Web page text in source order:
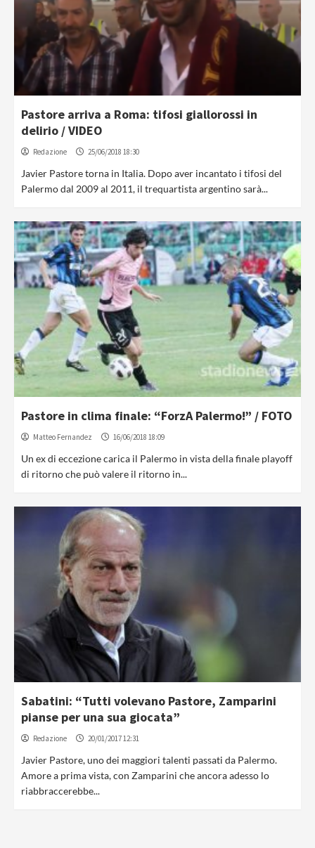
Pastore arriva a Roma: tifosi giallorossi in
delirio / VIDEO
Redazione 25/06/2018 18:30
Javier Pastore torna in Italia. Dopo aver incantato i tifosi del
Palermo dal 2009 al 2011, il trequartista argentino sarà...
Pastore in clima finale: “ForzA Palermo!” / FOTO
Matteo Fernandez 16/06/2018 18:09
Un ex di eccezione carica il Palermo in vista della finale playoff
di ritorno che può valere il ritorno in...
Sabatini: “Tutti volevano Pastore, Zamparini
pianse per una sua giocata”
Redazione 20/01/2017 12:31
Javier Pastore, uno dei maggiori talenti passati da Palermo.
Amore a prima vista, con Zamparini che ancora adesso lo
riabbraccerebbe...